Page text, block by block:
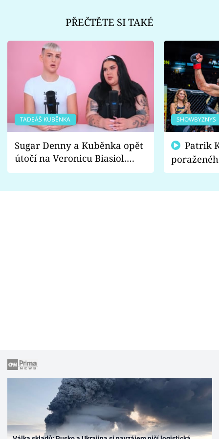
PŘEČTĚTE SI TAKÉ
TADEÁŠ KUBĚNKA
Sugar Denny a Kuběnka opět
útočí na Veronicu Biasiol.
Proč je podle nich falešná a
SHOWBYZNYS
fanoušci